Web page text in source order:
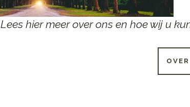
Lees hier meer over ons en hoe wij u